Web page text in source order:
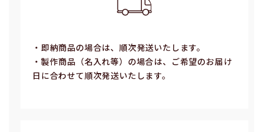
・即納商品の場合は、順次発送いたします。
・製作商品（名⼊れ等）の場合は、ご希望のお届け
⽇に合わせて順次発送いたします。